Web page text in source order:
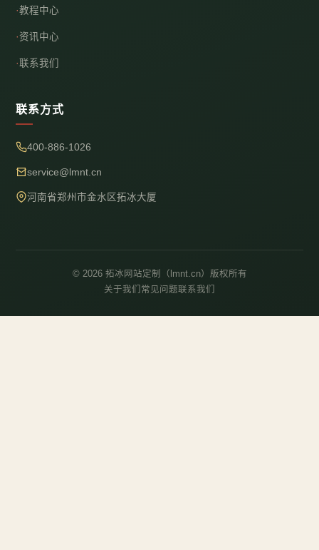
教程中心
资讯中心
联系我们
联系方式
400-886-1026
service@lmnt.cn
河南省郑州市金水区拓冰大厦
© 2026 拓冰网站定制（lmnt.cn）版权所有
关于我们 常见问题联系我们